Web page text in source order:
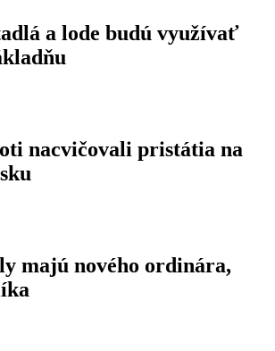
a lode budú využívať
nacvičovali pristátia na
majú nového ordinára,